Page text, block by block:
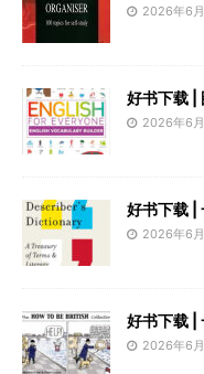
2026年6
好书下载 |
2026年6
好书下载 |
2026年6
好书下载 |
2026年6